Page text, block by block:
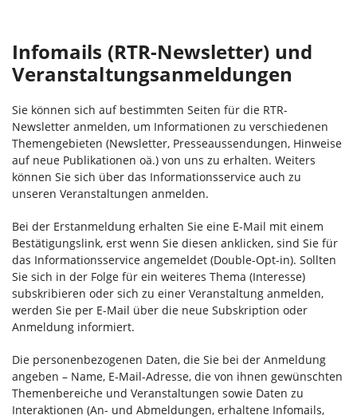
Infomails (RTR-Newsletter) und
Veranstaltungsanmeldungen
Sie können sich auf bestimmten Seiten für die RTR-
Newsletter anmelden, um Informationen zu verschiedenen
Themengebieten (Newsletter, Presseaussendungen, Hinweise
auf neue Publikationen oä.) von uns zu erhalten. Weiters
können Sie sich über das Informationsservice auch zu
unseren Veranstaltungen anmelden.
Bei der Erstanmeldung erhalten Sie eine E-Mail mit einem
Bestätigungslink, erst wenn Sie diesen anklicken, sind Sie für
das Informationsservice angemeldet (Double-Opt-in). Sollten
Sie sich in der Folge für ein weiteres Thema (Interesse)
subskribieren oder sich zu einer Veranstaltung anmelden,
werden Sie per E-Mail über die neue Subskription oder
Anmeldung informiert.
Die personenbezogenen Daten, die Sie bei der Anmeldung
angeben – Name, E-Mail-Adresse, die von ihnen gewünschten
Themenbereiche und Veranstaltungen sowie Daten zu
Interaktionen (An- und Abmeldungen, erhaltene Infomails,